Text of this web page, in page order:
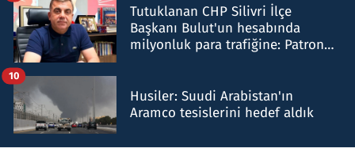
Tutuklanan CHP Silivri İlçe
Başkanı Bulut'un hesabında
milyonluk para trafiğine: Patron
Husiler: Suudi Arabistan'ın
Aramco tesislerini hedef aldık
10